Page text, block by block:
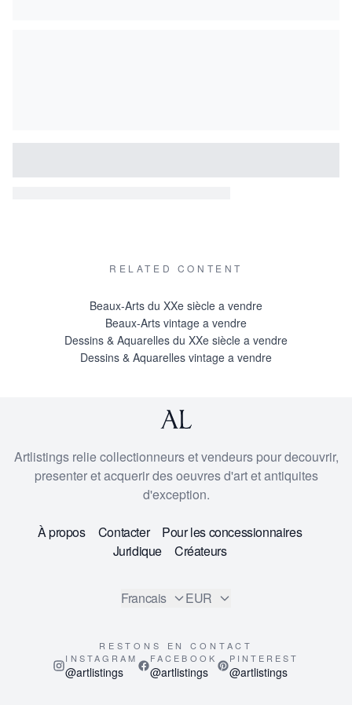
RELATED CONTENT
Beaux-Arts du XXe siècle a vendre
Beaux-Arts vintage a vendre
Dessins & Aquarelles du XXe siècle a vendre
Dessins & Aquarelles vintage a vendre
Artlistings relie collectionneurs et vendeurs pour decouvrir,
presenter et acquerir des oeuvres d'art et antiquites
d'exception.
À propos Contacter
Pour les concessionnaires
Juridique
Créateurs
Francais EUR
RESTONS EN CONTACT
INSTAGRAM
@artlistings
FACEBOOK
@artlistings
PINTEREST
@artlistings